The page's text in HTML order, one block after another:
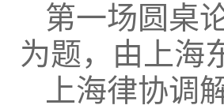
第一场圆桌
为题，由上海
上海律协调